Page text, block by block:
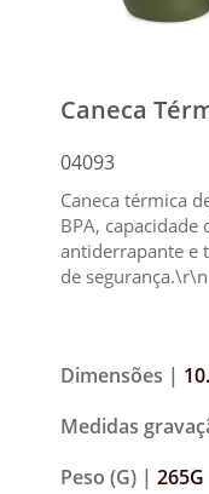
Caneca
04093
Caneca térmica
BPA,
antiderrapante e
de segurança.\r\n
Dimensões |
Medidas
Peso (G) | 265G